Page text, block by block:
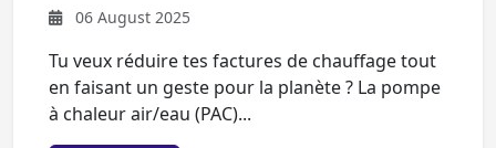
06 August 2025
Tu veux réduire tes factures de chauffage tout
en faisant un geste pour la planète ? La pompe
à chaleur air/eau (PAC)...